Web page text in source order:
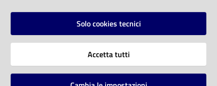
Vai alla pagina
Solo cookies tecnici
Accetta tutti